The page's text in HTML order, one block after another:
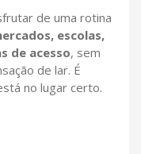
de uma rotina
escolas,
de acesso, sem
de lar. É
no lugar certo.